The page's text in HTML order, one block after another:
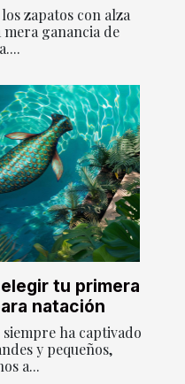
zapatos con alza
mera ganancia de
tu primera
natación
ha captivado
y pequeños,
a...